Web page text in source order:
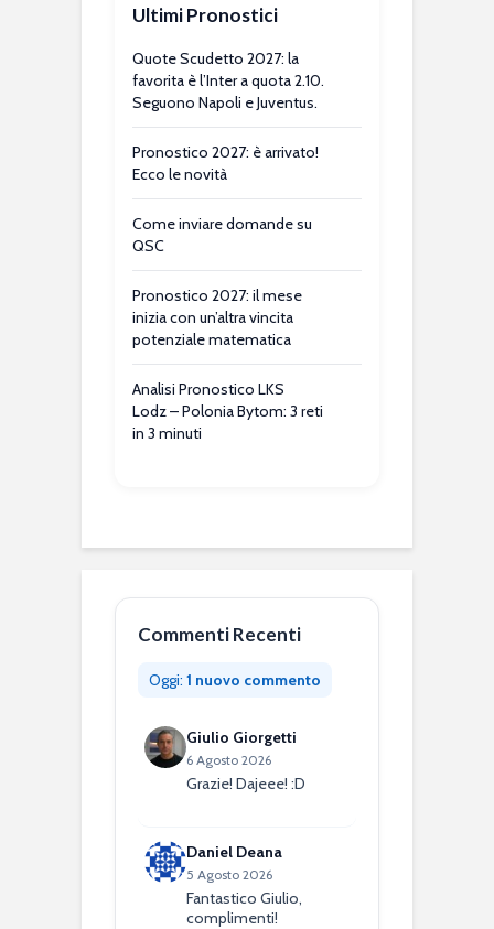
Ultimi Pronostici
Quote Scudetto 2027: la
favorita è l’Inter a quota 2.10.
Seguono Napoli e Juventus.
Pronostico 2027: è arrivato!
Ecco le novità
Come inviare domande su
QSC
Pronostico 2027: il mese
inizia con un’altra vincita
potenziale matematica
Analisi Pronostico LKS
Lodz – Polonia Bytom: 3 reti
in 3 minuti
Commenti Recenti
Oggi: 1 nuovo commento
Giulio Giorgetti
6 Agosto 2026
Grazie! Dajeee! :D
Daniel Deana
5 Agosto 2026
Fantastico Giulio,
complimenti!